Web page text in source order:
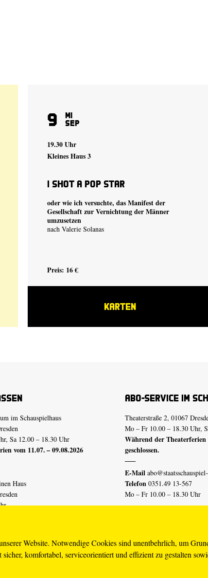
Website. Notwendige Cookies sind unentbehrlich, um
komfortabel, serviceorientiert und effizient zu gestalten
9 Mi
Sep
19.30 Uhr
Kleines Haus 3
I shot a Pop Star
oder wie ich versuchte, das Manifest der
Gesellschaft zur Vernichtung der Männer
umzusetzen
nach Valerie Solanas
Preis: 16 €
KARTEN
im Schauspielhaus
Sa 12.00 – 18.30 Uhr
vom 11.07. – 09.08.2026
Haus
dresden.de
Abo-Service im
Theaterstraße 2, 01067
Mo – Fr 10.00 – 18.30 Uhr,
Während der Theaterferien
geschlossen.
E-Mail
Telefon 0351.49 13-567
Mo – Fr 10.00 – 18.30 Uhr
Erklärung Barrierefreiheit